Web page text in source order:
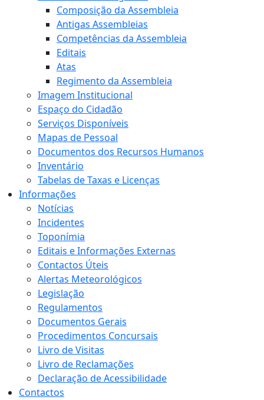
Composição da Assembleia
Antigas Assembleias
Competências da Assembleia
Editais
Atas
Regimento da Assembleia
Imagem Institucional
Espaço do Cidadão
Serviços Disponíveis
Mapas de Pessoal
Documentos dos Recursos Humanos
Inventário
Tabelas de Taxas e Licenças
Informações
Notícias
Incidentes
Toponímia
Editais e Informações Externas
Contactos Úteis
Alertas Meteorológicos
Legislação
Regulamentos
Documentos Gerais
Procedimentos Concursais
Livro de Visitas
Livro de Reclamações
Declaração de Acessibilidade
Contactos